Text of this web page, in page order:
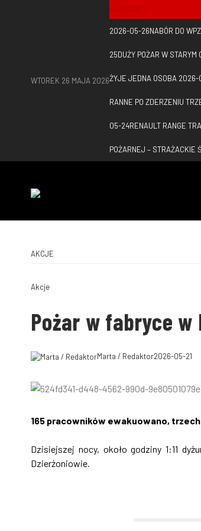
WTOREK 26 MAJA 2026
NA GORĄCO
2026-05-26NABÓR DO
25DUŻY POŻAR W
ŻYJE JEDNA OSOBA 2026-
RANNE PO ZDERZENIU
05-24RENAULT RANGE
POŻARNEJ – STRAŻACKIE
AKCJE
Akcje
Pożar w fabryce w
Marta / Redaktor2026-05-21
165 pracowników ewakuowano,
Dzisiejszej nocy, około godziny 1:11
Dzierżoniowie.